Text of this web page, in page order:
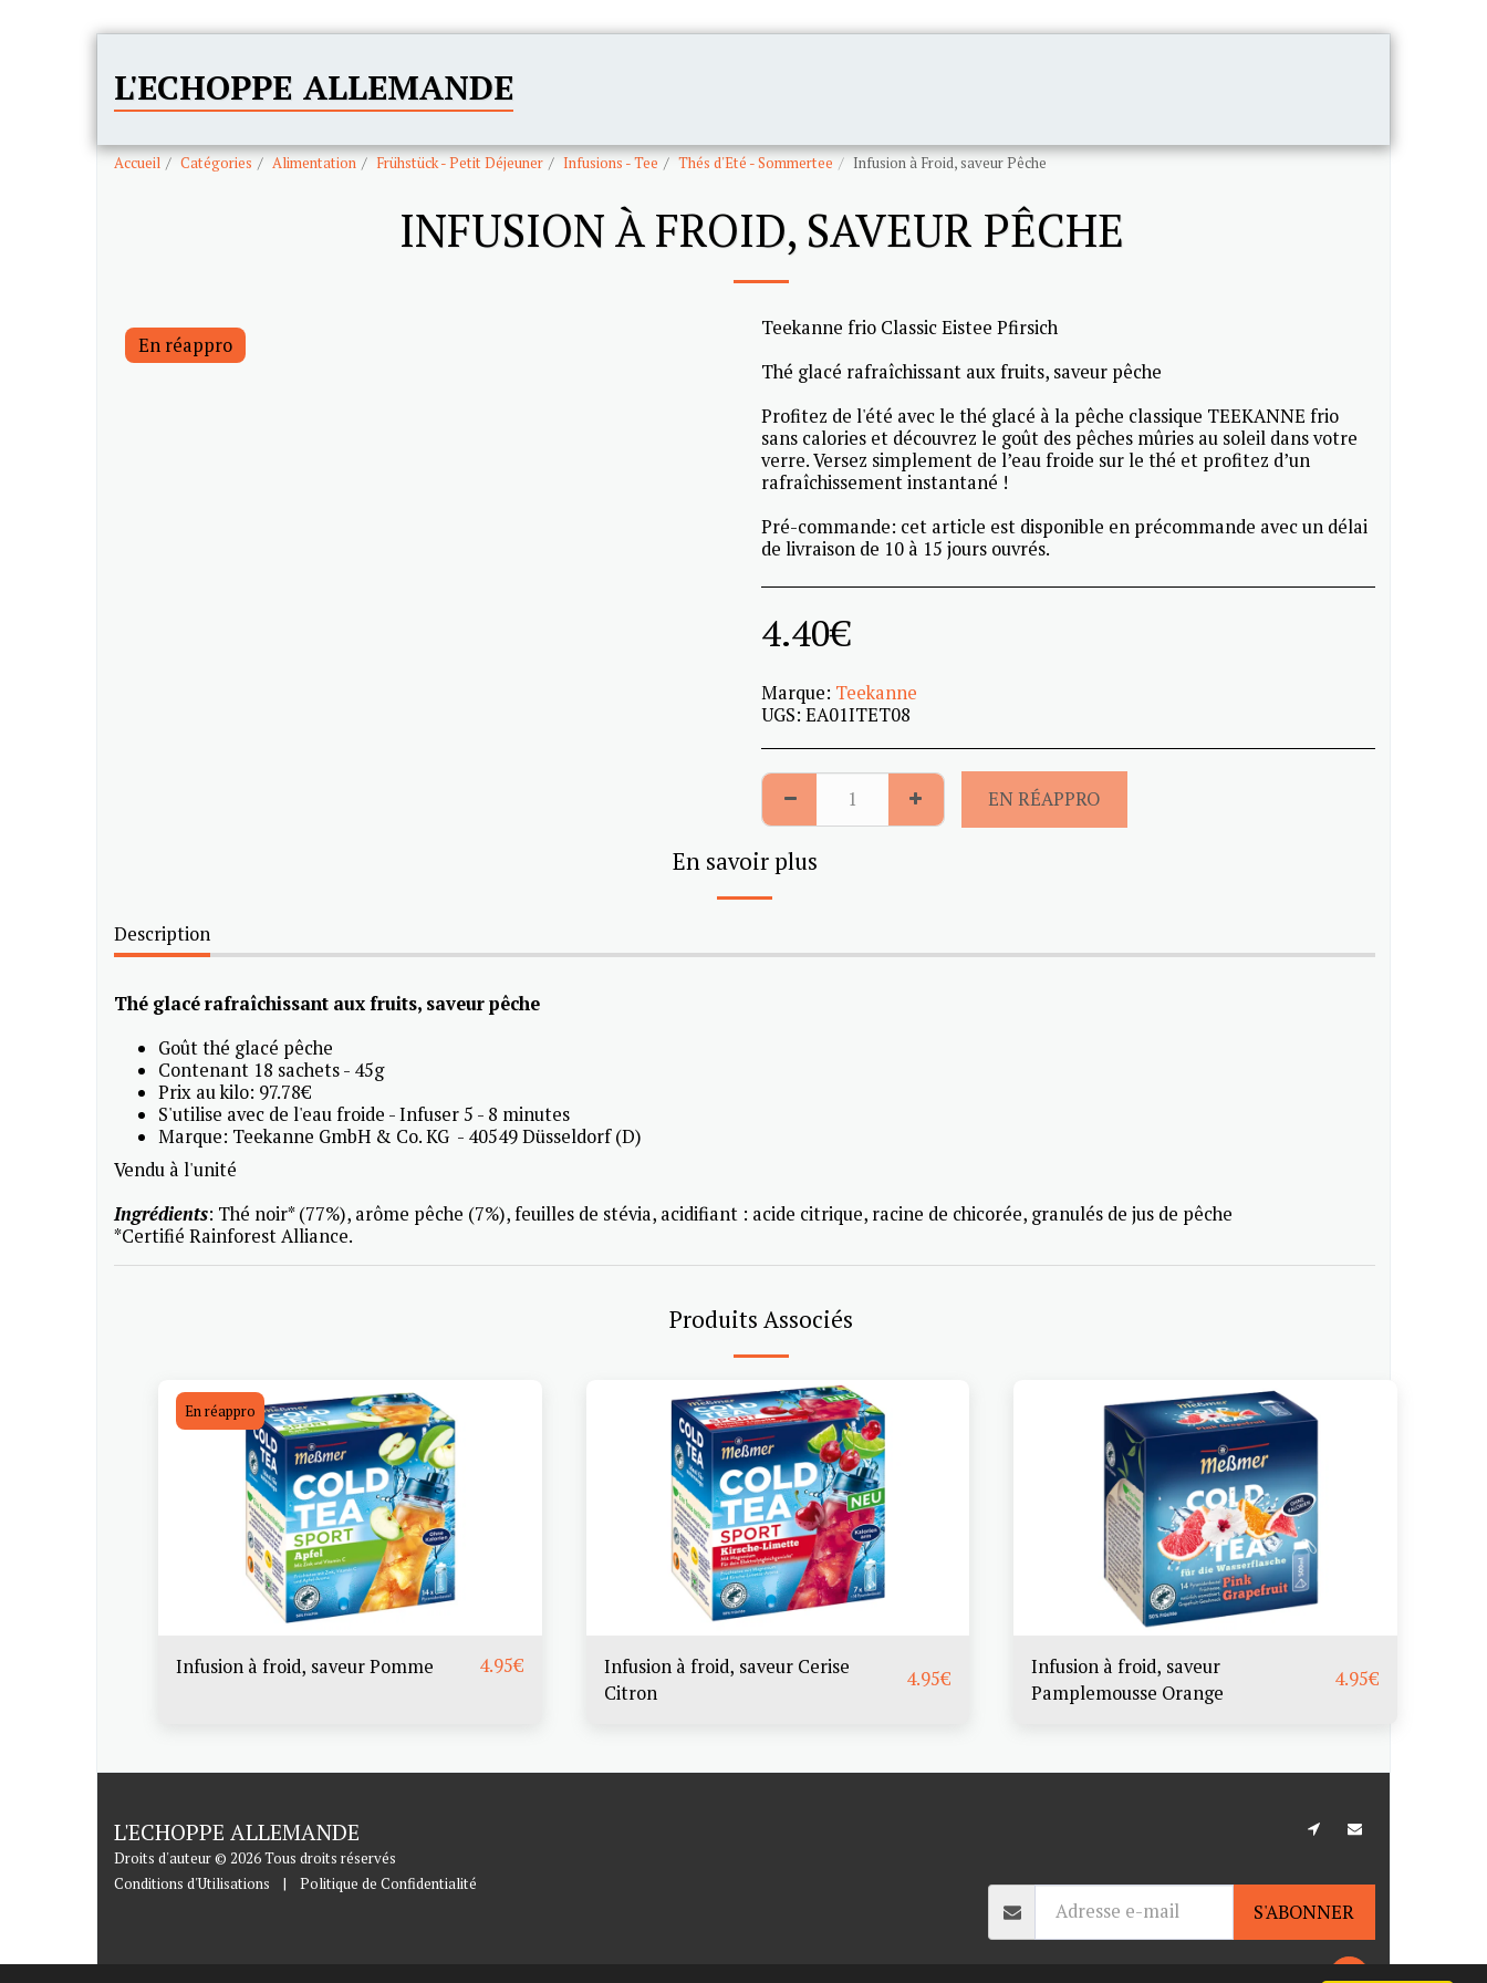
L'ECHOPPE ALLEMANDE
Accueil Catégories Alimentation Frühstück - Petit Déjeuner Infusions - Tee Thés d'Eté - Sommertee Infusion à Froid, saveur Pêche
INFUSION À FROID, SAVEUR PÊCHE
En réappro
Teekanne frio Classic Eistee Pfirsich
Thé glacé rafraîchissant aux fruits, saveur pêche
Profitez de l'été avec le thé glacé à la pêche classique TEEKANNE frio
sans calories et découvrez le goût des pêches mûries au soleil dans votre
verre. Versez simplement de l’eau froide sur le thé et profitez d’un
rafraîchissement instantané !
Pré-commande: cet article est disponible en précommande avec un délai
de livraison de 10 à 15 jours ouvrés.
4.40€
Marque: Teekanne
UGS: EA01ITET08
EN RÉAPPRO
En savoir plus
Description
Thé glacé rafraîchissant aux fruits, saveur pêche
Goût thé glacé pêche
Contenant 18 sachets - 45g
Prix au kilo: 97.78€
S'utilise avec de l'eau froide - Infuser 5 - 8 minutes
Marque: Teekanne GmbH & Co. KG - 40549 Düsseldorf (D)
Vendu à l'unité
Ingrédients: Thé noir* (77%), arôme pêche (7%), feuilles de stévia, acidifiant : acide citrique, racine de chicorée, granulés de jus de pêche
*Certifié Rainforest Alliance.
Produits Associés
En réappro
Infusion à froid, saveur Pomme 4.95€
Infusion à froid, saveur Cerise
Citron
4.95€
Infusion à froid, saveur
Pamplemousse Orange
4.95€
L'ECHOPPE ALLEMANDE
Droits d'auteur © 2026 Tous droits réservés
Conditions d'Utilisations | Politique de Confidentialité
S'ABONNER